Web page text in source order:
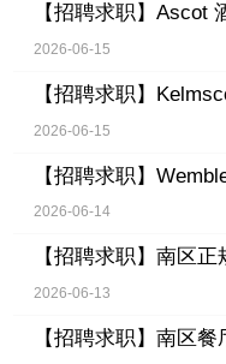
【招聘求职】 Ascot
2026-06-15
【招聘求职】
2026-06-15
【招聘求职】
2026-06-14
【招聘求职】 南区正
2026-06-13
【招聘求职】 南区餐